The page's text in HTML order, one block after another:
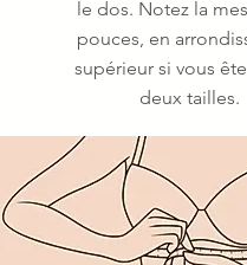
le dos. Notez la
pouces, en
supérieur si vous
deux tailles.